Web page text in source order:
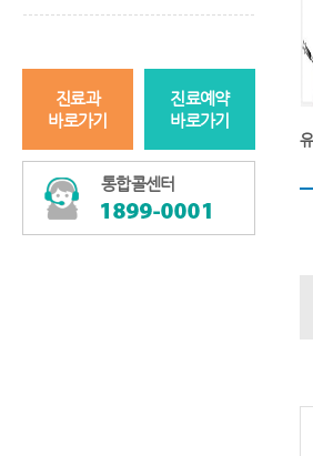
진료과
바로가기
진료예약
바로가기
통합콜센터